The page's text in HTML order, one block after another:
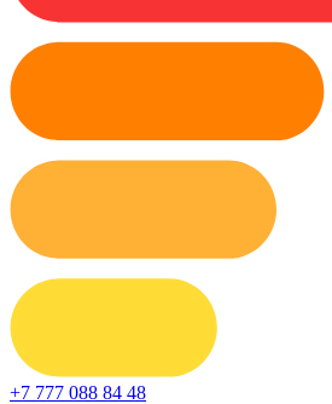
+7 777 088 84 48